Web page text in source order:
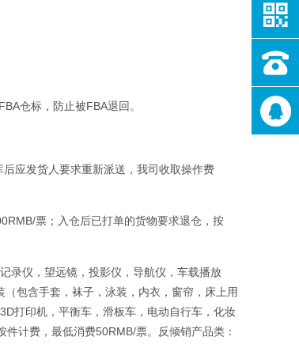
仓标，防止被FBA退回。
应发货人要求重新派送，我司收取操作费
票；入仓后已打单的货物要求退仓，按
录仪，望远镜，投影仪，导航仪，车载播放
包含手套，袜子，泳装，内衣，窗帘，床上用
打印机，平衡车，滑板车，电动自行车，化妆
计费，最低消费50RMB/票。反倾销产品类：